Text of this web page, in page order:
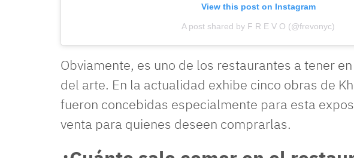
View this post on Instagram
A post shared by F R E V O (@frevonyc)
Obviamente, es uno de los restaurantes a tener
del arte. En la actualidad exhibe cinco obras de
fueron concebidas especialmente para esta
venta para quienes deseen comprarlas.